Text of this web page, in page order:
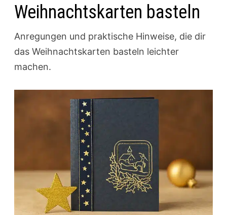
Weihnachtskarten basteln
Anregungen und praktische Hinweise, die dir
das Weihnachtskarten basteln leichter
machen.